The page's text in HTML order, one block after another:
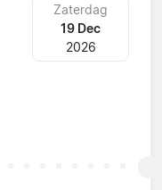
Zaterdag
19 Dec
2026